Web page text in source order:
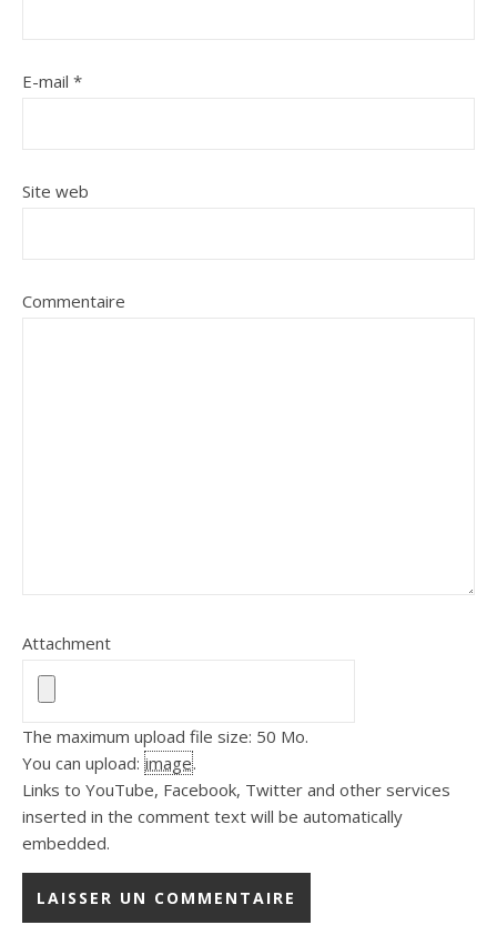
E-mail *
Site web
Commentaire
Attachment
The maximum upload file size: 50 Mo.
You can upload: image.
Links to YouTube, Facebook, Twitter and other services
inserted in the comment text will be automatically
embedded.